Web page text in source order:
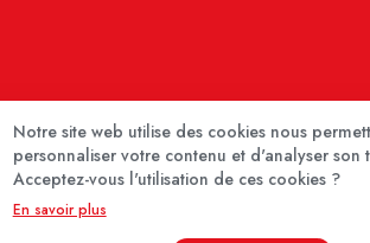
Notre site web utilise des cookies nous
personnaliser votre contenu et d'analyser son
Acceptez-vous l'utilisation de ces cookies ?
En savoir plus